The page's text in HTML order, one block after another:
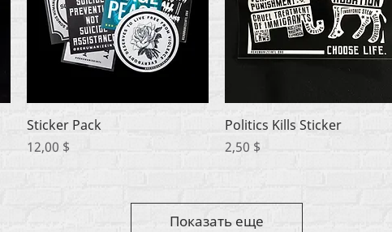
Быстрый просмотр
Sticker Pack
Цена
12,00 $
Быстрый просмотр
Politics Kills Sticker
Цена
2,50 $
Показать еще